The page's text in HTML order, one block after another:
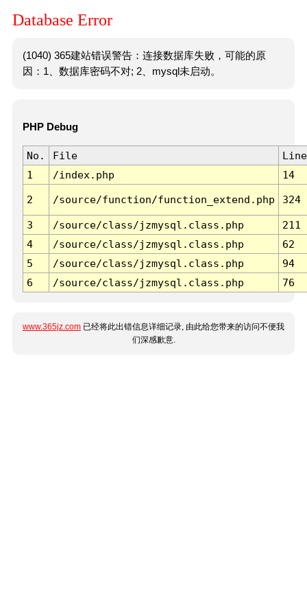
Database Error
(1040) 365建站错误警告：连接数据库失败，可能的原
因：1、数据库密码不对; 2、mysql未启动。
PHP Debug
No. File
Line
1
/index.php 14
2 /source/function/function_extend.php 324
3 /source/class/jzmysql.class.php
211
4
/source/class/jzmysql.class.php
62
5
/source/class/jzmysql.class.php
94
6
/source/class/jzmysql.class.php 76
www.365jz.com 已经将此出错信息详细记录, 由此给您带来的访问不便我
们深感歉意.